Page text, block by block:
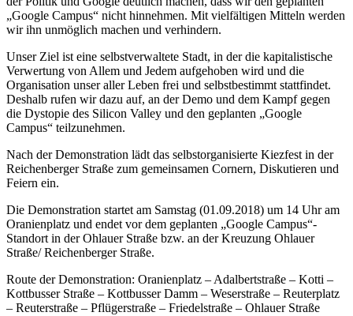
„Google Campus“ nicht hinnehmen. Mit vielfältigen Mitteln werden
wir ihn unmöglich machen und verhindern.
Unser Ziel ist eine selbstverwaltete Stadt, in der die kapitalistische
Verwertung von Allem und Jedem aufgehoben wird und die
Organisation unser aller Leben frei und selbstbestimmt stattfindet.
Deshalb rufen wir dazu auf, an der Demo und dem Kampf gegen
die Dystopie des Silicon Valley und den geplanten „Google
Campus“ teilzunehmen.
Nach der Demonstration lädt das selbstorganisierte Kiezfest in der
Reichenberger Straße zum gemeinsamen Cornern, Diskutieren und
Feiern ein.
Die Demonstration startet am Samstag (01.09.2018) um 14 Uhr am
Oranienplatz und endet vor dem geplanten „Google Campus“-
Standort in der Ohlauer Straße bzw. an der Kreuzung Ohlauer
Straße/ Reichenberger Straße.
Route der Demonstration: Oranienplatz – Adalbertstraße – Kotti –
Kottbusser Straße – Kottbusser Damm – Weserstraße – Reuterplatz
– Reuterstraße – Pflügerstraße – Friedelstraße – Ohlauer Straße